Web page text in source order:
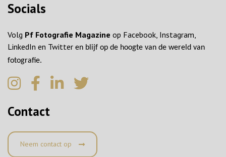
Socials
Volg Pf Fotografie Magazine op Facebook, Instagram,
LinkedIn en Twitter en blijf op de hoogte van de wereld van
fotografie.
Contact
Neem contact op